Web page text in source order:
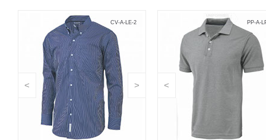
CV-A-LE-2
< >
PP-A-
<